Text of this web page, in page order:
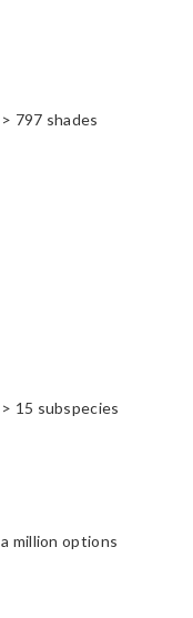
> 797 shades
> 15 subspecies
a million options